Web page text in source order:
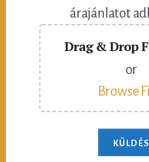
árajánlatot
Drag & Drop
or
Browse